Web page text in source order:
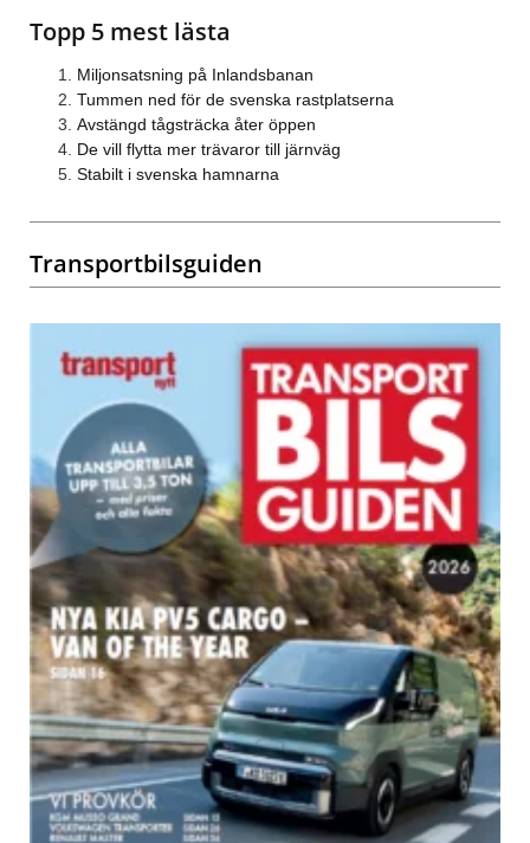
Topp 5 mest lästa
Miljonsatsning på Inlandsbanan
Tummen ned för de svenska rastplatserna
Avstängd tågsträcka åter öppen
De vill flytta mer trävaror till järnväg
Stabilt i svenska hamnarna
Transportbilsguiden